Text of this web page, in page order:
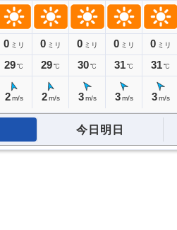
0 ミリ
29℃
2 m/s
0 ミリ
29℃
2 m/s
0 ミリ
30℃
3 m/s
0 ミリ
31℃
3 m/s
0 ミリ
31℃
3 m/s
今日明日